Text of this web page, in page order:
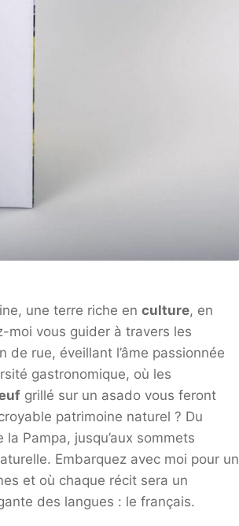
une terre riche en culture, en
moi vous guider à travers les
de rue, éveillant l’âme passionnée
gastronomique, où les
grillé sur un asado vous feront
patrimoine naturel ? Du
Pampa, jusqu’aux sommets
Embarquez avec moi pour un
et où chaque récit sera un
des langues : le français.